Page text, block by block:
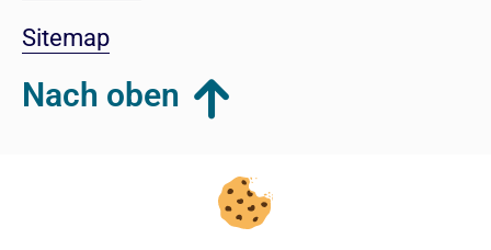
Sitemap
Nach oben